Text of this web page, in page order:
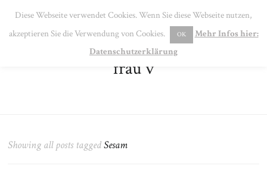
MENU
frau v
Showing all posts taggedSesam
Diese Webseite verwendet Cookies. Wenn Sie diese Webseite nutzen,
akzeptieren Sie die Verwendung von Cookies.
OK
Mehr Infos hier:
Datenschutzerklärung